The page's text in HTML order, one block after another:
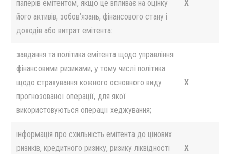
паперів емітентом, якщо це впливає на оцінку
його активів, зобов’язань, фінансового стану і
доходів або витрат емітента:
X
завдання та політика емітента щодо управління
фінансовими ризиками, у тому числі політика
щодо страхування кожного основного виду
прогнозованої операції, для якої
використовуються операції хеджування;
X
інформація про схильність емітента до цінових
ризиків, кредитного ризику, ризику ліквідності
X